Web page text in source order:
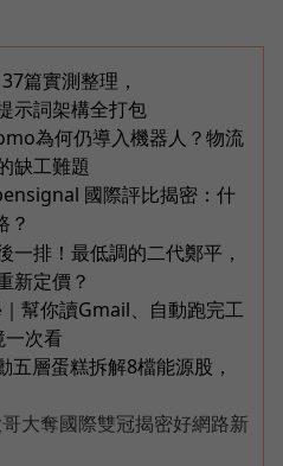
篇實測整理，
示詞架構全打包
為何仍導入機器人？物流
缺工難題
國際評比揭密：什
？
一排！最低調的二代鄭平，
新定價？
幫你讀Gmail、自動跑完工
次看
五層蛋糕拆解8檔能源股，
大奪國際雙冠揭密好網路新